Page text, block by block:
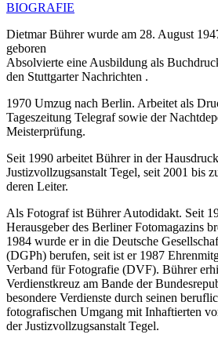
BIOGRAFIE
Dietmar Bührer wurde am 28. August
geboren
Absolvierte eine Ausbildung als
den Stuttgarter Nachrichten .
1970 Umzug nach Berlin. Arbeitet als
Tageszeitung Telegraf sowie der
Meisterprüfung.
Seit 1990 arbeitet Bührer in der
Justizvollzugsanstalt Tegel, seit 2001 bis
deren Leiter.
Als Fotograf ist Bührer Autodidakt. Seit
Herausgeber des Berliner Fotomagazins
1984 wurde er in die Deutsche
(DGPh) berufen, seit ist er 1987
Verband für Fotografie (DVF). Bührer
Verdienstkreuz am Bande der
besondere Verdienste durch seinen
fotografischen Umgang mit Inhaftierten
der Justizvollzugsanstalt Tegel.